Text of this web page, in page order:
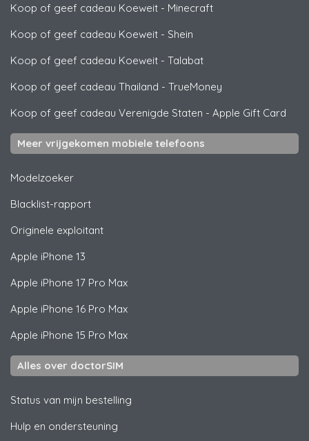
Koop of geef cadeau Koeweit - Minecraft
Koop of geef cadeau Koeweit - Shein
Koop of geef cadeau Koeweit - Talabat
Koop of geef cadeau Thailand - TrueMoney
Koop of geef cadeau Verenigde Staten - Apple Gift Card
Meer vrijgekomen mobiele telefoons
Modelzoeker
Blacklist-rapport
Originele exploitant
Apple iPhone 13
Apple iPhone 17 Pro Max
Apple iPhone 16 Pro Max
Apple iPhone 15 Pro Max
Alles over doctorSIM
Status van mijn bestelling
Hulp en ondersteuning